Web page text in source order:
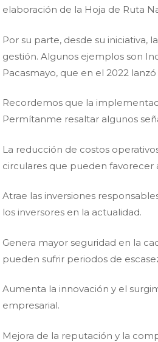
elaboración de la Hoja de Ruta
Por su parte, desde su
gestión. Algunos ejemplos son
Pacasmayo, que en el 2022
Recordemos que la
Permítanme resaltar algunos
La reducción de costos
circulares que pueden
Atrae las inversiones
los inversores en la actualidad.
Genera mayor seguridad en la
pueden sufrir periodos de
Aumenta la innovación y el
empresarial.
Mejora de la reputación y la